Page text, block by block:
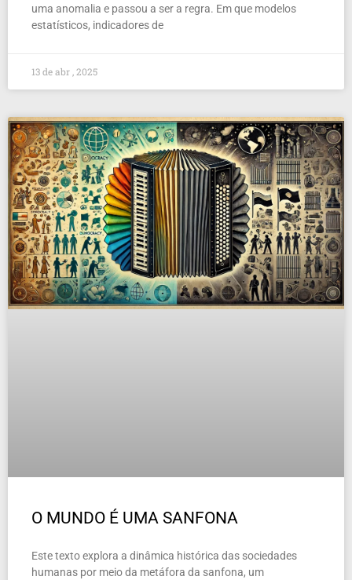
uma anomalia e passou a ser a regra. Em que modelos
estatísticos, indicadores de
13 de abr , 2025
O MUNDO É UMA SANFONA
Este texto explora a dinâmica histórica das sociedades
humanas por meio da metáfora da sanfona, um